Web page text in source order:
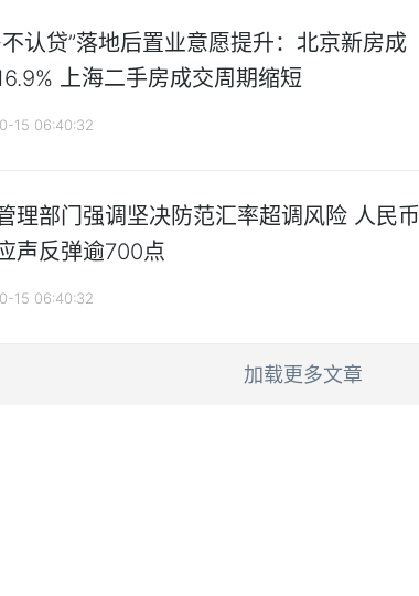
不认贷”落地后置业意愿提升：北京新房成
上海二手房成交周期缩短
15 06:40:32
理部门强调坚决防范汇率超调风险 人民币
声反弹逾700点
15 06:40:32
加载更多文章